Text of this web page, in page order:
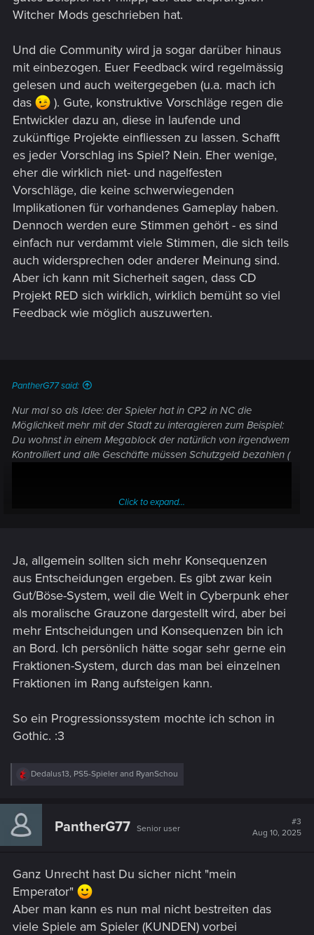
Witcher Mods geschrieben hat.
Und die Community wird ja sogar darüber hinaus
mit einbezogen. Euer Feedback wird regelmässig
gelesen und auch weitergegeben (u.a. mach ich
das
). Gute, konstruktive Vorschläge regen die
Entwickler dazu an, diese in laufende und
zukünftige Projekte einfliessen zu lassen. Schafft
es jeder Vorschlag ins Spiel? Nein. Eher wenige,
eher die wirklich niet- und nagelfesten
Vorschläge, die keine schwerwiegenden
Implikationen für vorhandenes Gameplay haben.
Dennoch werden eure Stimmen gehört - es sind
einfach nur verdammt viele Stimmen, die sich teils
auch widersprechen oder anderer Meinung sind.
Aber ich kann mit Sicherheit sagen, dass CD
Projekt RED sich wirklich, wirklich bemüht so viel
Feedback wie möglich auszuwerten.
PantherG77 said:
Nur mal so als Idee: der Spieler hat in CP2 in NC die
Möglichkeit mehr mit der Stadt zu interagieren zum Beispiel:
Du wohnst in einem Megablock der natürlich von irgendwem
Kontrolliert und alle Geschäfte müssen Schutzgeld bezahlen (
) eins zwei nebenquests und der Block gehört dir. Jetzt
kannst Du dich als Arsch oder als Nett entscheiden, als
Arsch willst Du selber Geld und willst Schutzgeld was dir im
Spiel Geld generiert, als Nett mögen dich alle im Block und
Du bekommst Rabatt auf deine Einkäufe.
Cyberware zu bekommen sondern bestimmt einzig und allein
dein Ansehen in der Stadt sowie auch beim NCPD.
Mich nervt es zum Beispiel total das ich Missionen fürs NCPD
Reden lassen wenn man in Ihrer nähe ist.
MFG
Click to expand...
Ja, allgemein sollten sich mehr Konsequenzen
aus Entscheidungen ergeben. Es gibt zwar kein
Gut/Böse-System, weil die Welt in Cyberpunk eher
als moralische Grauzone dargestellt wird, aber bei
mehr Entscheidungen und Konsequenzen bin ich
an Bord. Ich persönlich hätte sogar sehr gerne ein
Fraktionen-System, durch das man bei einzelnen
Fraktionen im Rang aufsteigen kann.
So ein Progressionssystem mochte ich schon in
Gothic. :3
R
c
i
:
Dedalus13, PS5-Spieler and RyanSchou
PantherG77 Senior user
#3
Aug 10, 2025
Ganz Unrecht hast Du sicher nicht "mein
Emperator"
Aber man kann es nun mal nicht bestreiten das
viele Spiele am Spieler (KUNDEN) vorbei